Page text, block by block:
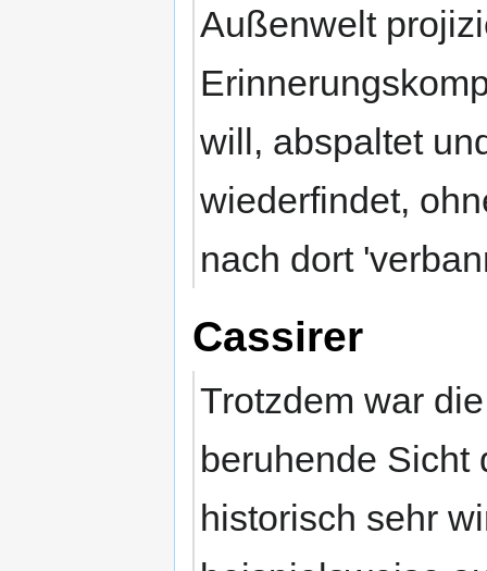
Außenwelt
will, abspaltet
wiederfindet,
nach dort
Cassirer
Trotzdem war
beruhende Sicht
historisch sehr